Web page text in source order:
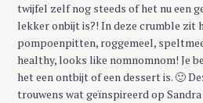
twijfel zelf nog steeds of het nu een
lekker onbijt is?! In deze crumble zit
pompoenpitten, roggemeel,
healthy, looks like nomnomnom! Je
het een ontbijt of een dessert is. 🙂
trouwens wat geïnspireerd op